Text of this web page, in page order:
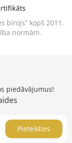
birojs” kopš 2011.
normām.
piedāvājumus!
Pieteikties